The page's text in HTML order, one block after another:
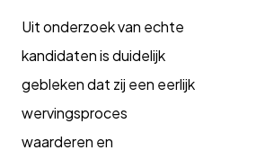
Uit onderzoek van echte
kandidaten is duidelijk
gebleken dat zij een eerlijk
wervingsproces
waarderen en